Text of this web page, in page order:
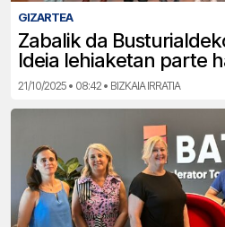
GIZARTEA
Zabalik da
Ideia lehiaketan parte
21/10/2025 • 08:42 • BIZKAIA IRRATIA